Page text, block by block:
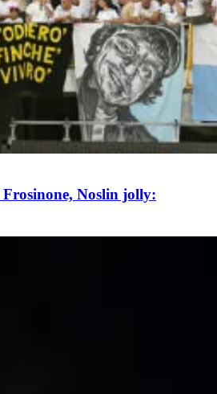
Noslin jolly: